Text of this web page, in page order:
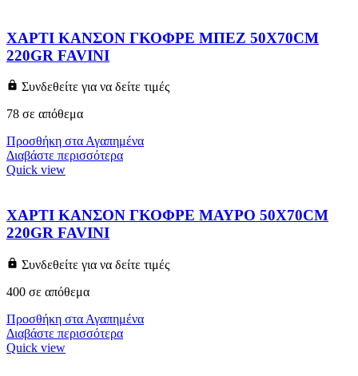
ΧΑΡΤΙ ΚΑΝΣΟΝ ΓΚΟΦΡΕ ΜΠΕΖ 50X70CM
220GR FAVINI
Συνδεθείτε για να δείτε τιμές
78 σε απόθεμα
Προσθήκη στα Αγαπημένα
Διαβάστε περισσότερα
Quick view
ΧΑΡΤΙ ΚΑΝΣΟΝ ΓΚΟΦΡΕ ΜΑΥΡΟ 50X70CM
220GR FAVINI
Συνδεθείτε για να δείτε τιμές
400 σε απόθεμα
Προσθήκη στα Αγαπημένα
Διαβάστε περισσότερα
Quick view